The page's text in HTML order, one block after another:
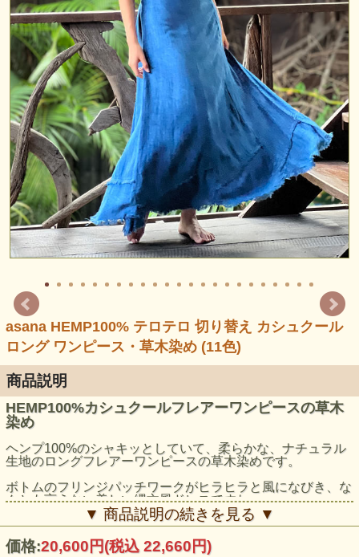
asana HEMP100% テロテロ 切り替え カシュクール
ロング ワンピース・草木染め (11色)
商品説明
HEMP100%カシュクールフレアーワンピースの草木
染め
ヘンプ100%のシャキッとしていて、柔らかな、ナチュラル
生地のロングフレアーワンピースの草木染めです。
ボトムのフリンジパッチワークがヒラヒラと風になびき、な
んとも言えない美しい縄文風ドレスですね。
モデル身長：159cm（ライトインディゴ、ライトツリー、ロ
ータス着用）
▼ 商品説明の続きを見る ▼
価格:20,600円(税込 22,660円)